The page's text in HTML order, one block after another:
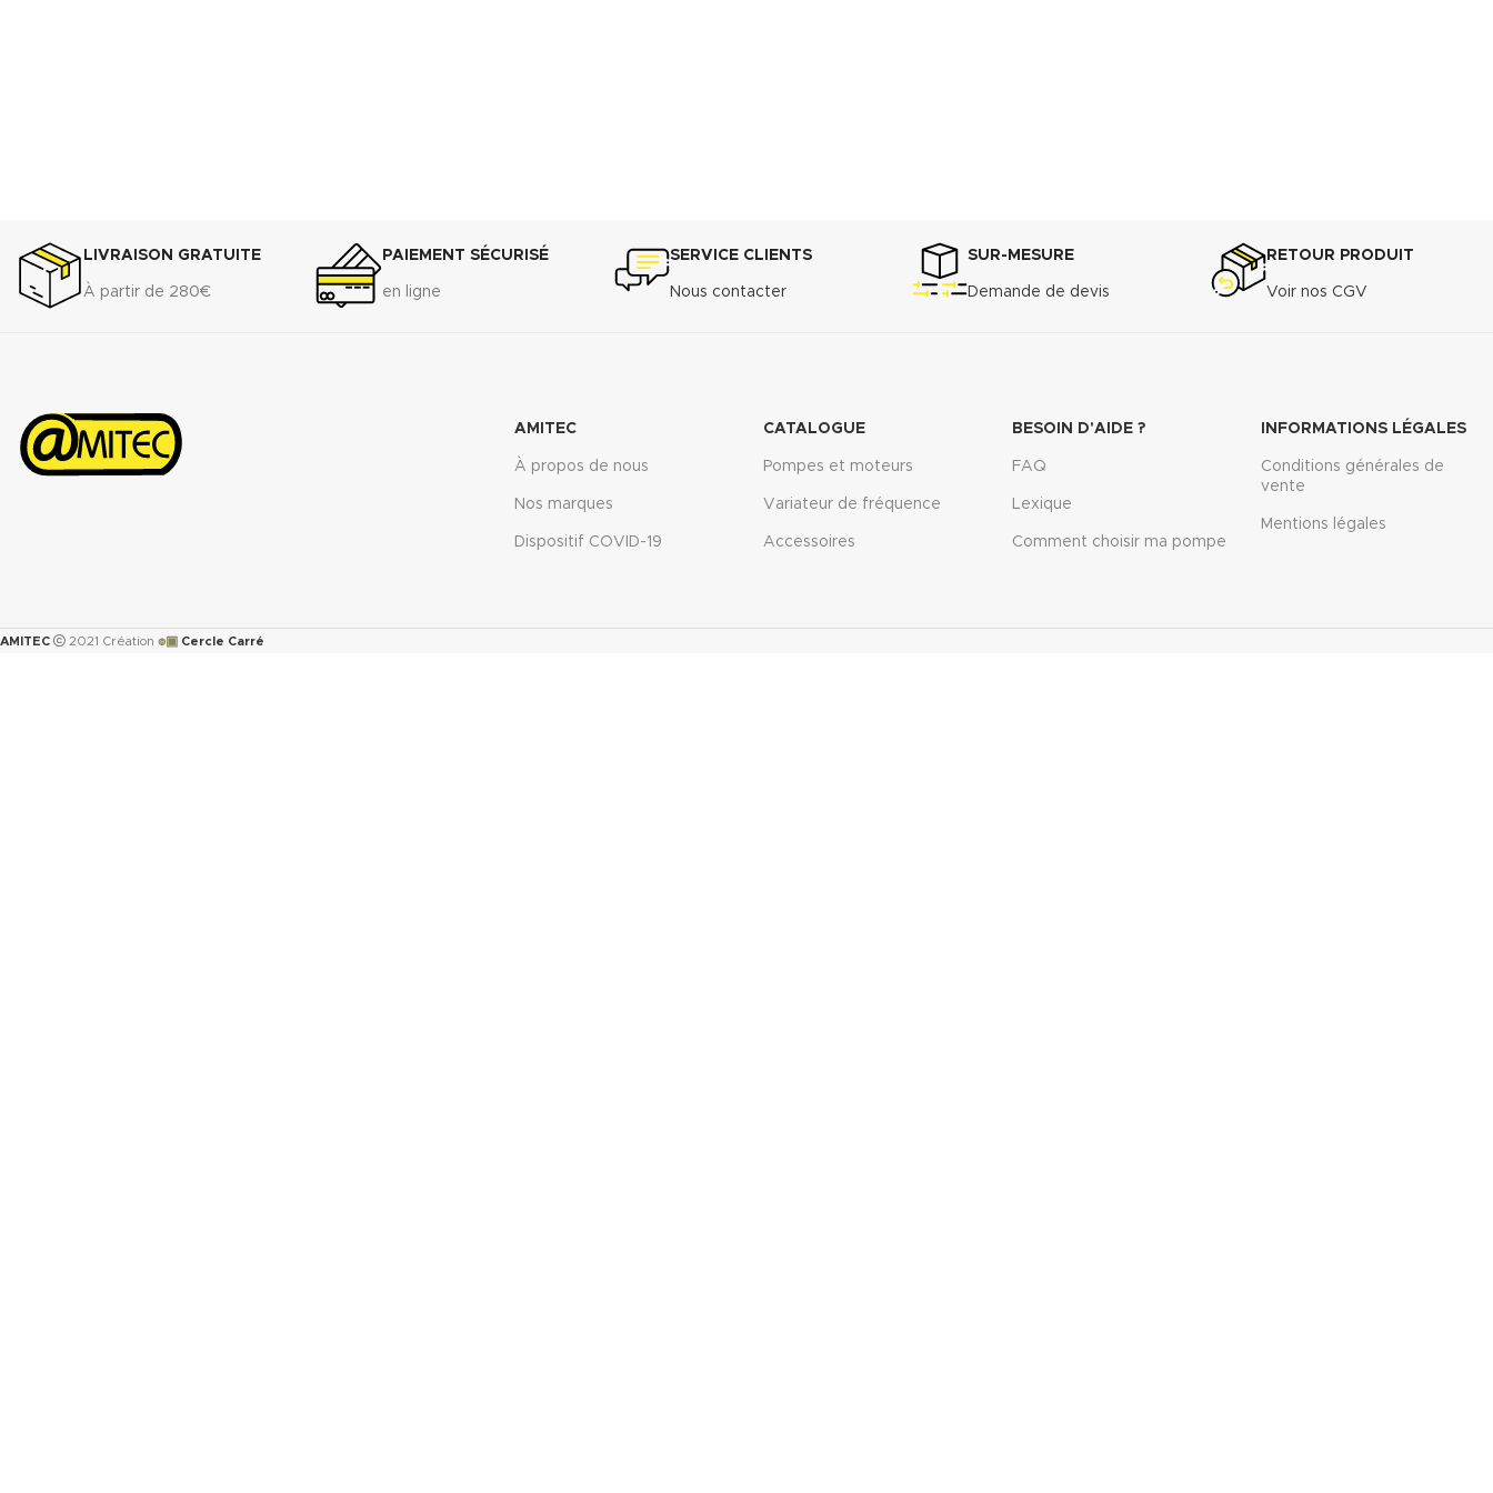
LIVRAISON GRATUITE
À partir de 280€
PAIEMENT SÉCURISÉ
en ligne
SERVICE CLIENTS
Nous contacter
SUR-MESURE
Demande de devis
RETOUR PRODUIT
Voir nos CGV
AMITEC
À propos de nous
Nos marques
Dispositif COVID-19
CATALOGUE
Pompes et moteurs
Variateur de fréquence
Accessoires
BESOIN D'AIDE ?
FAQ
Lexique
Comment choisir ma pompe
INFORMATIONS LÉGALES
Conditions générales de
vente
Mentions légales
AMITEC 2021 Création ๏▣ Cercle Carré